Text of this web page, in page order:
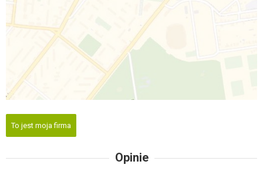
To jest moja firma
Opinie